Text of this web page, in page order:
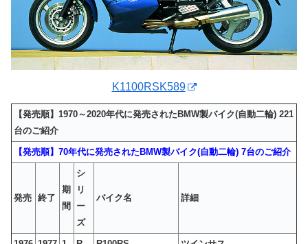
K1100RSK589
【発売順】1970～2020年代に発売されたBMW製バイク(自動二輪) 221
台のご紹介
【発売順】70年代に発売されたBMW製バイク(自動二輪) 7台のご紹介
発売 終了
期
間
シ
リ
ー
ズ
バイク名 詳細